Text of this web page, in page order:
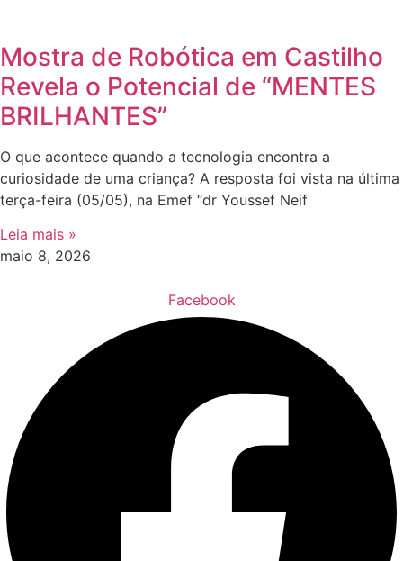
Mostra de Robótica em Castilho
Revela o Potencial de “MENTES
BRILHANTES”
O que acontece quando a tecnologia encontra a
curiosidade de uma criança? A resposta foi vista na última
terça-feira (05/05), na Emef “dr Youssef Neif
Leia mais »
maio 8, 2026
Facebook